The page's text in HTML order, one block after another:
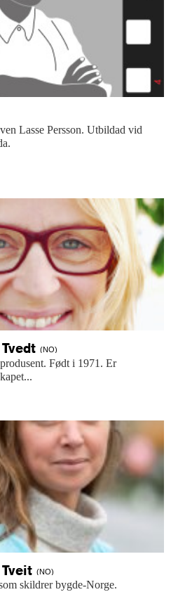
Lasse Persson. Utbildad vid
Tvedt (NO)
produsent. Født i 1971. Er
Tveit (NO)
skildrer bygde-Norge.